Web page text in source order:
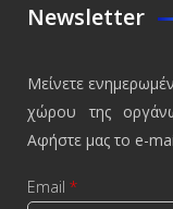
Newsletter
Μείνετε
χώρου της
Αφήστε μας το e-
Email *